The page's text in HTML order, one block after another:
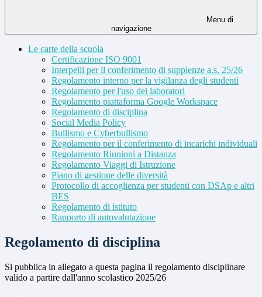
Menu di
navigazione
Le carte della scuola
Certificazione ISO 9001
Interpelli per il conferimento di supplenze a.s. 25/26
Regolamento interno per la vigilanza degli studenti
Regolamento per l'uso dei laboratori
Regolamento piattaforma Google Workspace
Regolamento di disciplina
Social Media Policy
Bullismo e Cyberbullismo
Regolamento per il conferimento di incarichi individuali
Regolamento Riunioni a Distanza
Regolamento Viaggi di Istruzione
Piano di gestione delle diversità
Protocollo di accoglienza per studenti con DSAp e altri
BES
Regolamento di istituto
Rapporto di autovalutazione
Regolamento di disciplina
Si pubblica in allegato a questa pagina il regolamento disciplinare
valido a partire dall'anno scolastico 2025/26